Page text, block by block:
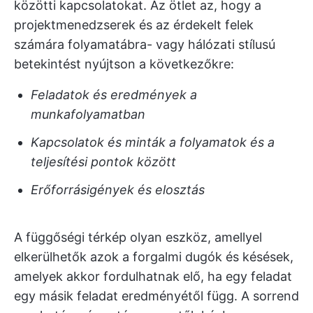
közötti kapcsolatokat. Az ötlet az, hogy a
projektmenedzserek és az érdekelt felek
számára folyamatábra- vagy hálózati stílusú
betekintést nyújtson a következőkre:
Feladatok és eredmények a
munkafolyamatban
Kapcsolatok és minták a folyamatok és a
teljesítési pontok között
Erőforrásigények és elosztás
A függőségi térkép olyan eszköz, amellyel
elkerülhetők azok a forgalmi dugók és késések,
amelyek akkor fordulhatnak elő, ha egy feladat
egy másik feladat eredményétől függ. A sorrend